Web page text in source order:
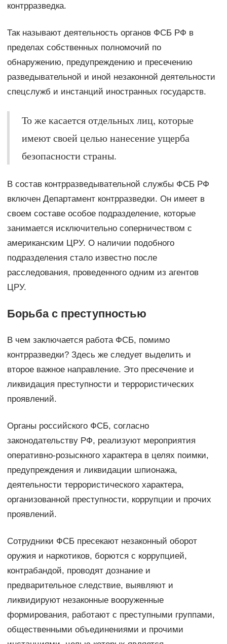
контрразведка.
Так называют деятельность органов ФСБ РФ в
пределах собственных полномочий по
обнаружению, предупреждению и пресечению
разведывательной и иной незаконной деятельности
спецслужб и инстанций иностранных государств.
То же касается отдельных лиц, которые
имеют своей целью нанесение ущерба
безопасности страны.
В состав контрразведывательной службы ФСБ РФ
включен Департамент контрразведки. Он имеет в
своем составе особое подразделение, которые
занимается исключительно соперничеством с
американским ЦРУ. О наличии подобного
подразделения стало известно после
расследования, проведенного одним из агентов
ЦРУ.
Борьба с преступностью
В чем заключается работа ФСБ, помимо
контрразведки? Здесь же следует выделить и
второе важное направление. Это пресечение и
ликвидация преступности и террористических
проявлений.
Органы российского ФСБ, согласно
законодательству РФ, реализуют мероприятия
оперативно-розыскного характера в целях поимки,
предупреждения и ликвидации шпионажа,
деятельности террористического характера,
организованной преступности, коррупции и прочих
проявлений.
Сотрудники ФСБ пресекают незаконный оборот
оружия и наркотиков, борются с коррупцией,
контрабандой, проводят дознание и
предварительное следствие, выявляют и
ликвидируют незаконные вооруженные
формирования, работают с преступными группами,
общественными объединениями и прочими